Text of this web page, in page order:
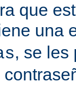
que
una
, se les